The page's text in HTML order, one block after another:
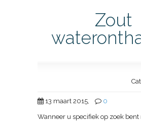
Zout
13 maart 2015, 0
Wanneer u specifiek op zoek bent